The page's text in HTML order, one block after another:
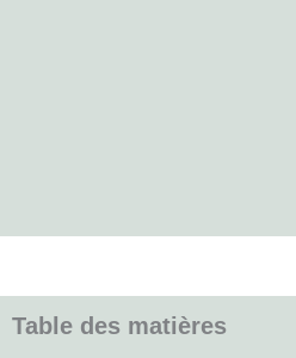
Table des matières